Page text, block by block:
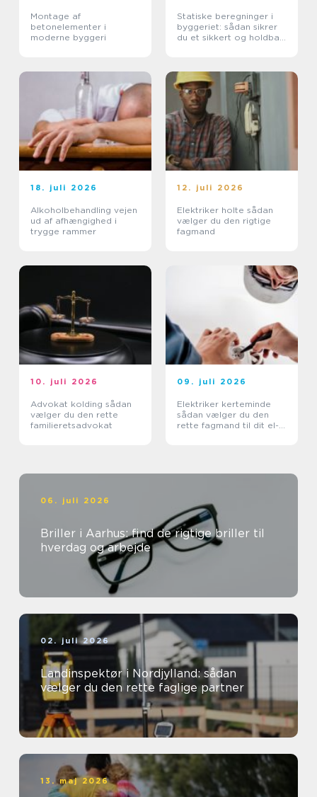
Montage af
betonelementer i
moderne byggeri
Statiske beregninger i
byggeriet: sådan sikrer
du et sikkert og holdbart
18. juli 2026
Alkoholbehandling vejen
ud af afhængighed i
trygge rammer
12. juli 2026
Elektriker holte sådan
vælger du den rigtige
fagmand
10. juli 2026
Advokat kolding sådan
vælger du den rette
familieretsadvokat
09. juli 2026
Elektriker kerteminde
sådan vælger du den
rette fagmand til dit el-
06. juli 2026
Briller i Aarhus: find de rigtige briller til
hverdag og arbejde
02. juli 2026
Landinspektør i Nordjylland: sådan
vælger du den rette faglige partner
13. maj 2026